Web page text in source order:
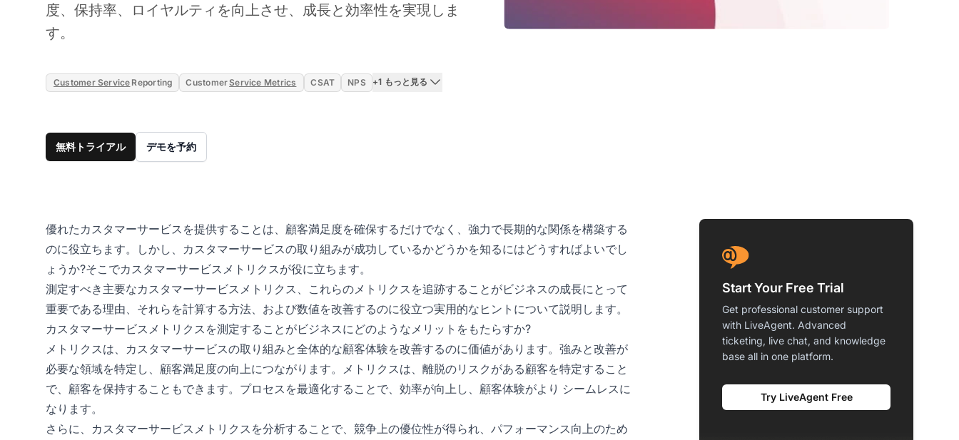
度、保持率、ロイヤルティを向上させ、成長と効率性を実現しま
す。
Customer Service Reporting CustomerService Metrics CSAT NPS +1 もっと見る
無料トライアル デモを予約
優れたカスタマーサービスを提供することは、顧客満足度を確保するだけでなく、強力で長期的な関係を構築する
のに役立ちます。しかし、カスタマーサービスの取り組みが成功しているかどうかを知るにはどうすればよいでし
ょうか?そこでカスタマーサービスメトリクスが役に立ちます。
測定すべき主要なカスタマーサービスメトリクス、これらのメトリクスを追跡することがビジネスの成長にとって
重要である理由、それらを計算する方法、および数値を改善するのに役立つ実用的なヒントについて説明します。
カスタマーサービスメトリクスを測定することがビジネスにどのようなメリットをもたらすか?
メトリクスは、カスタマーサービスの取り組みと全体的な顧客体験を改善するのに価値があります。強みと改善が
必要な領域を特定し、顧客満足度の向上につながります。メトリクスは、離脱のリスクがある顧客を特定すること
で、顧客を保持することもできます。プロセスを最適化することで、効率が向上し、顧客体験がより シームレスに
なります。
さらに、カスタマーサービスメトリクスを分析することで、競争上の優位性が得られ、パフォーマンス向上のため
Start Your Free Trial
Get professional customer support
with LiveAgent. Advanced
ticketing, live chat, and knowledge
base all in one platform.
Try LiveAgent Free